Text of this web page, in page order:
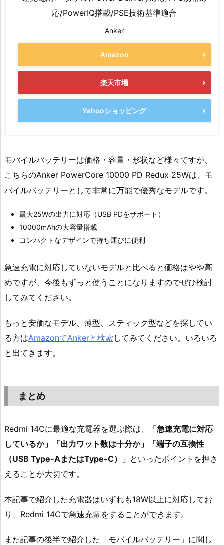
応/PowerIQ搭載/PSE技術基準適合
Anker
Amazon
楽天市場
Yahooショッピング
モバイルバッテリーは価格・容量・形状など様々ですが、
こちらのAnker PowerCore 10000 PD Redux 25Wは、モ
バイルバッテリーとして非常に万能で優秀なモデルです。
最大25Wの出力に対応（USB PDをサポート）
10000mAhの大容量搭載
コンパクトなデザインで持ち運びに便利
急速充電に対応していないモデルと比べると価格はやや高
めですが、今後もずっと使うことになりますのでぜひ検討
してみてください。
もっと安価なモデル、薄型、スティック型などを探してい
る方はAmazonでAnkerと検索 してみてください。いろいろ
と出てきます。
まとめ
Redmi 14Cに最適な充電器を選ぶ際は、
「急速充電に対応
しているか」「出力ワット数は十分か」「端子の互換性
（USB Type-AまたはType-C）」 といったポイントを押さ
えることが大切です。
本記事で紹介した充電器はいずれも18W以上に対応してお
り、Redmi 14Cで急速充電をすることができます。
また記事の後半で紹介した「モバイルバッテリー」に関し